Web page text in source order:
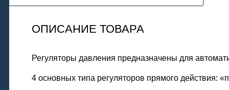
ОПИСАНИЕ ТОВАРА
Регуляторы давления предназначены для
4 основных типа регуляторов прямого действия: